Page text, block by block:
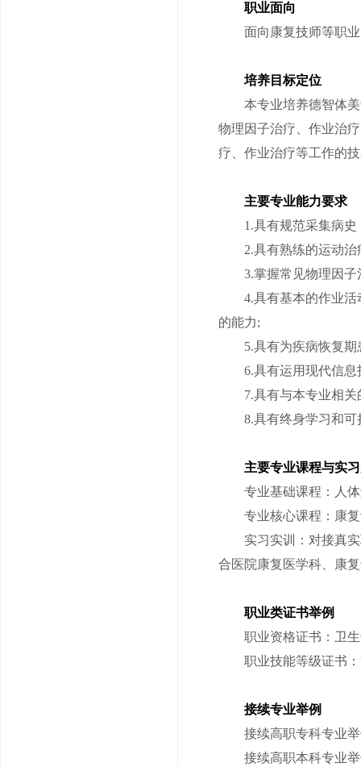
职业面向
面向康复技师等职业
培养目标定位
本专业培养德智体美
物理因子治疗、作业治
疗、作业治疗等工作的
主要专业能力要求
1.具有规范采集病史
2.具有熟练的运动治
3.掌握常见物理因子
4.具有基本的作业活动
的能力;
5.具有为疾病恢复期
6.具有运用现代信息
7.具有与本专业相关
8.具有终身学习和可
主要专业课程与实
专业基础课程：人体
专业核心课程：康复
实习实训：对接真实
合医院康复医学科、康
职业类证书举例
职业资格证书：卫生
职业技能等级证书：
接续专业举例
接续高职专科专业举
接续高职本科专业举